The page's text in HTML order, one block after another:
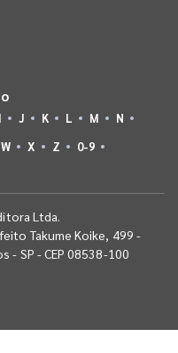
I J K L M
N
W X Z 0-9
Ltda.
Takume Koike, 499 -
- SP - CEP 08538-100